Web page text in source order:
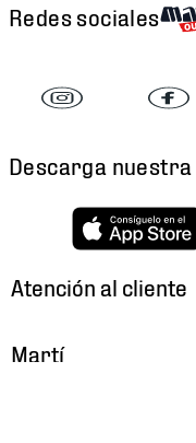
Redes sociales
Descarga nuestra
Atención al cliente
Martí